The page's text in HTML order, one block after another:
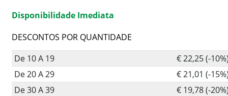
Disponibilidade Imediata
DESCONTOS POR QUANTIDADE
De 10 A 19
€ 22,25 (-
De 20 A 29
€ 21,01 (-
De 30 A 39
€ 19,78 (-